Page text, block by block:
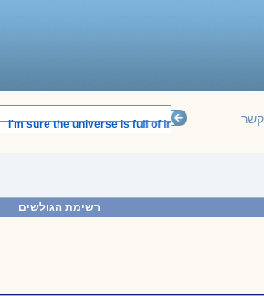
קשרI'm sure the universe is full of intelligent life. It's
רשימת הגולשים